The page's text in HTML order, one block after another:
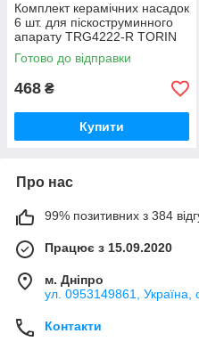
Комплект керамічних насадок
6 шт. для піскоструминного
апарату TRG4222-R TORIN
NS-TRG4222-R
Готово до відправки
468 ₴
Купити
Про нас
99% позитивних з 384
Працює з 15.09.2020
м. Дніпро
ул. 0953149861, Україна,
Контакти